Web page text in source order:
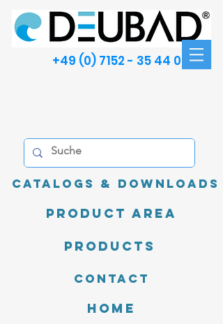
+49 (0) 7152 - 35 44 00
Catalogs & Downloads
product area
Products
Contact
Home